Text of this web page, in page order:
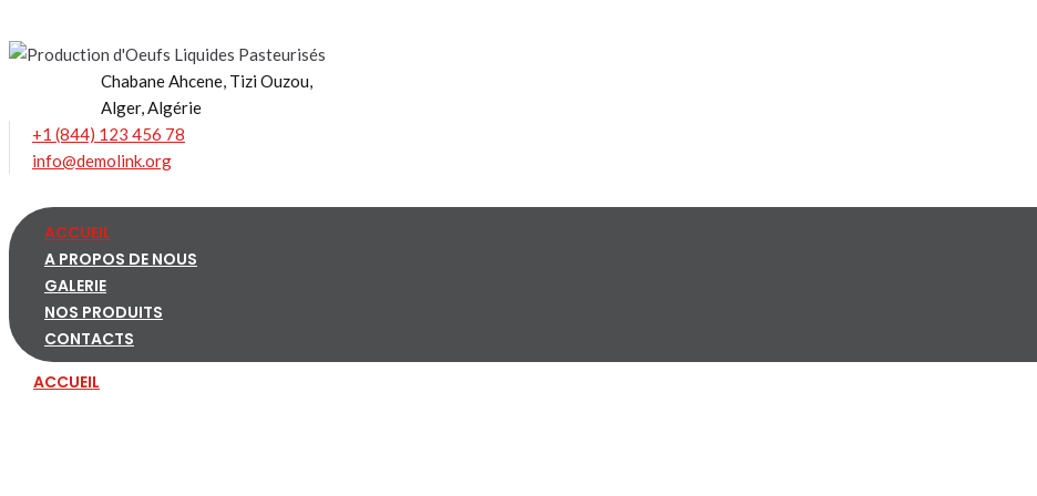
to
Chabane Ahcene, Tizi Ouzou,
Alger, Algérie
+1 (844) 123 456 78
info@demolink.org
ACCUEIL
A PROPOS DE NOUS
GALERIE
NOS PRODUITS
CONTACTS
ACCUEIL